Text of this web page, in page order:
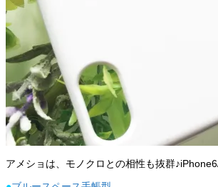
アメショは、モノクロとの相性も抜群♪iPhone6/